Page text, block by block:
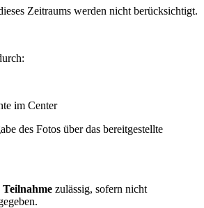
Zeitraums werden nicht berücksichtigt.
im Center
des Fotos über das bereitgestellte
zulässig, sofern nicht